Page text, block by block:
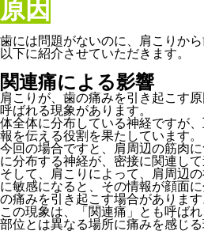
原因
歯には問題がないのに、肩こりか
以下に紹介させていただきます。
関連痛による影響
肩こりが、歯の痛みを引き起こす
呼ばれる現象があります。
体全体に分布している神経ですが
報を伝える役割を果たしています。
今回の場合ですと、肩周辺の筋肉
に分布する神経が、密接に関連して
そして、肩こりによって、肩周辺
に敏感になると、その情報が顔面
の痛みを引き起こす場合があります
この現象は、「関連痛」とも呼ば
部位とは異なる場所に痛みを感じる